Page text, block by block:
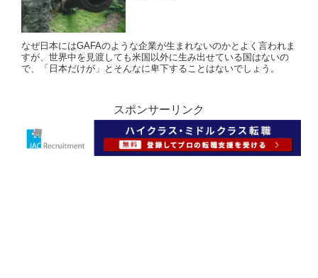
なぜ日本にはGAFAのような企業が生まれないのかとよく言われま
すが、世界中を見渡しても米国以外に生み出せている国はないの
で、「日本だけが」とそんなに卑下することはないでしょう。
スポンサーリンク